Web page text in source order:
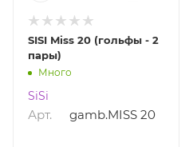
SISI Miss 20 (гольфы - 2
пары)
Много
SiSi
Арт. gamb.MISS 20